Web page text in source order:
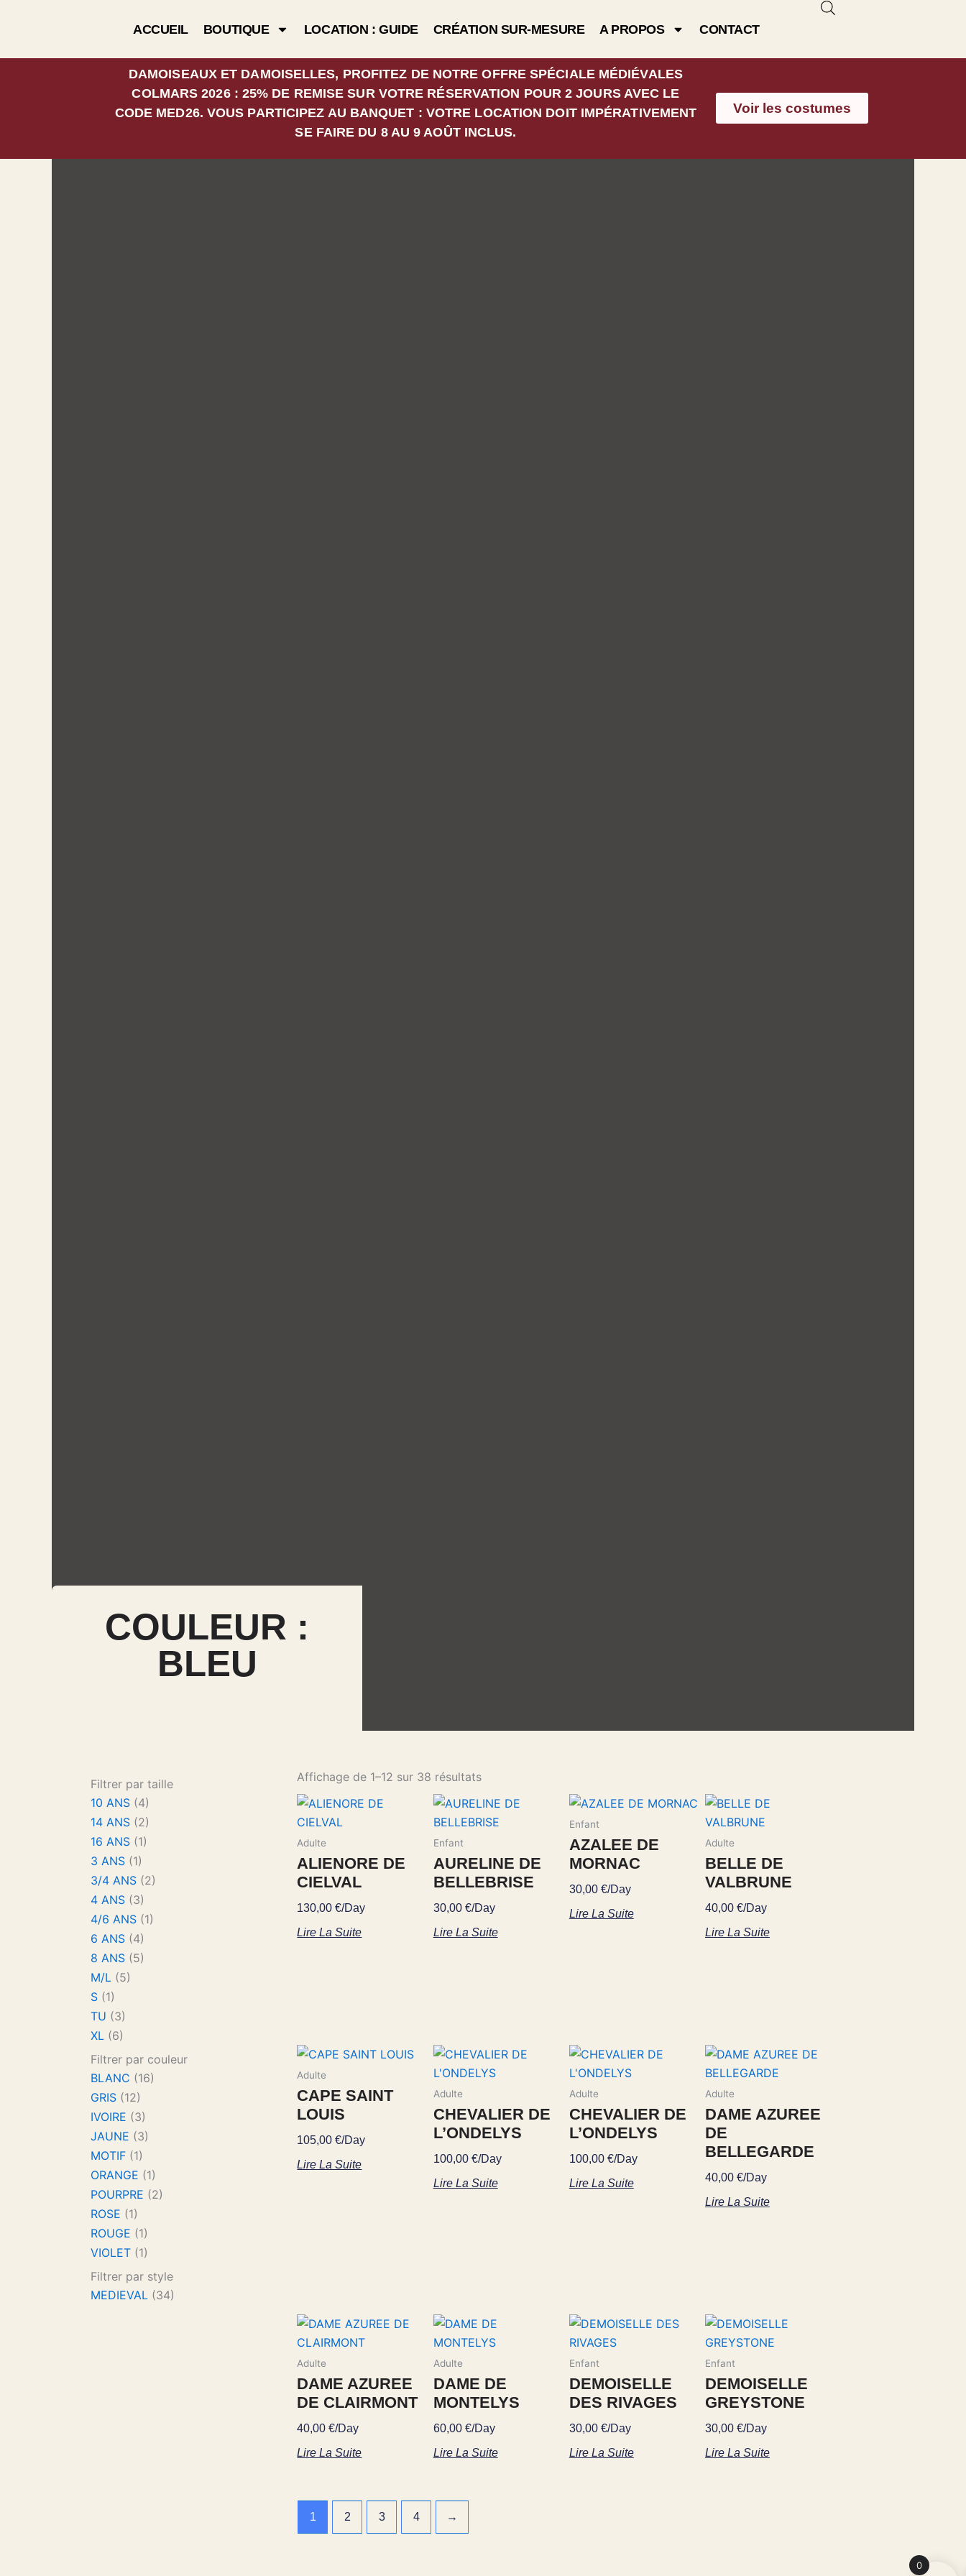
ACCUEIL BOUTIQUE LOCATION : GUIDE CRÉATION SUR-MESURE A PROPOS CONTACT
DAMOISEAUX ET DAMOISELLES, PROFITEZ DE NOTRE OFFRE SPÉCIALE MÉDIÉVALES
COLMARS 2026 : 25% DE REMISE SUR VOTRE RÉSERVATION POUR 2 JOURS AVEC LE
CODE MED26. VOUS PARTICIPEZ AU BANQUET : VOTRE LOCATION DOIT IMPÉRATIVEMENT
SE FAIRE DU 8 AU 9 AOÛT INCLUS.
Voir les costumes
COULEUR :
BLEU
Filtrer par taille
10 ANS (4)
14 ANS (2)
16 ANS (1)
3 ANS (1)
3/4 ANS (2)
4 ANS (3)
4/6 ANS (1)
6 ANS (4)
8 ANS (5)
M/L (5)
S (1)
TU (3)
XL (6)
Filtrer par couleur
BLANC (16)
GRIS (12)
IVOIRE (3)
JAUNE (3)
MOTIF (1)
ORANGE (1)
POURPRE (2)
ROSE (1)
ROUGE (1)
VIOLET (1)
Filtrer par style
MEDIEVAL (34)
Affichage de 1–12 sur 38 résultats
Adulte
ALIENORE DE
CIELVAL
130,00€/Day
Lire La Suite
Enfant
AURELINE DE
BELLEBRISE
30,00 €/Day
Lire La Suite
Enfant
AZALEE DE
MORNAC
30,00 €/Day
Lire La Suite
Adulte
BELLE DE
VALBRUNE
40,00 €/Day
Lire La Suite
Adulte
CAPE SAINT
LOUIS
105,00€/Day
Lire La Suite
Adulte
CHEVALIER DE
L’ONDELYS
100,00 €/Day
Lire La Suite
Adulte
CHEVALIER DE
L’ONDELYS
100,00 €/Day
Lire La Suite
Adulte
DAME AZUREE
DE
BELLEGARDE
40,00 €/Day
Lire La Suite
Adulte
DAME AZUREE
DE CLAIRMONT
40,00€/Day
Lire La Suite
Adulte
DAME DE
MONTELYS
60,00 €/Day
Lire La Suite
Enfant
DEMOISELLE
DES RIVAGES
30,00 €/Day
Lire La Suite
Enfant
DEMOISELLE
GREYSTONE
30,00 €/Day
Lire La Suite
1 2 3 4 →
0